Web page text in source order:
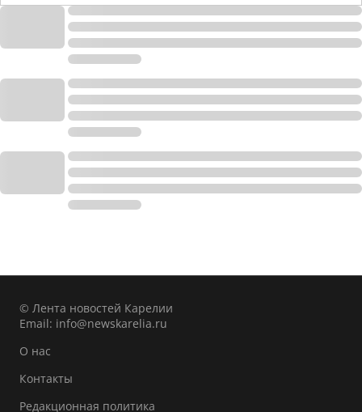
© Лента новостей Карелии
Email: info@newskarelia.ru
О нас
Контакты
Редакционная политика